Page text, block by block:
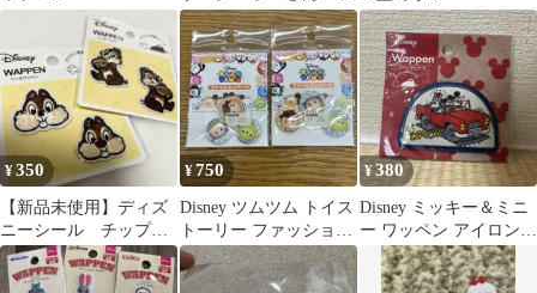
イロンワッペン
¥350
【新品未使用】ディズ
ニーシール チップ＆
デール 刺繍ワッペン
2p 2点 匿名配送
¥750
Disney ツムツム トイス
トーリー ファッション
パーツ ボタン 2点セッ
ト
¥380
Disney ミッキー＆ミニ
ー ワッペン アイロン接